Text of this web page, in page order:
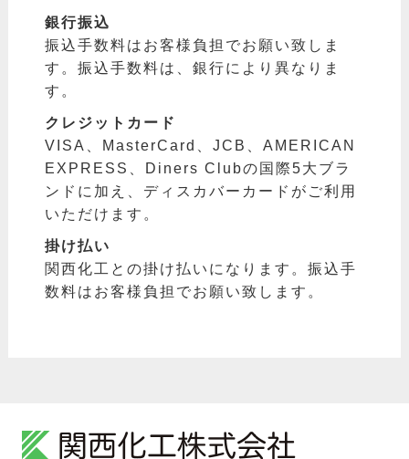
銀行振込
振込手数料はお客様負担でお願い致しま
す。振込手数料は、銀行により異なりま
す。
クレジットカード
VISA、MasterCard、JCB、AMERICAN
EXPRESS、Diners Clubの国際5大ブラ
ンドに加え、ディスカバーカードがご利用
いただけます。
掛け払い
関西化工との掛け払いになります。振込手
数料はお客様負担でお願い致します。